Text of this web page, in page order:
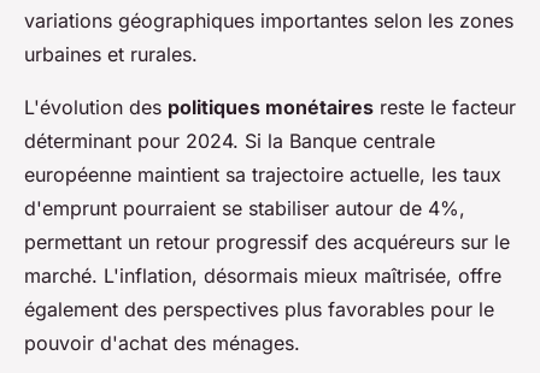
variations géographiques importantes selon les zones
urbaines et rurales.
L'évolution des politiques monétaires reste le facteur
déterminant pour 2024. Si la Banque centrale
européenne maintient sa trajectoire actuelle, les taux
d'emprunt pourraient se stabiliser autour de 4%,
permettant un retour progressif des acquéreurs sur le
marché. L'inflation, désormais mieux maîtrisée, offre
également des perspectives plus favorables pour le
pouvoir d'achat des ménages.